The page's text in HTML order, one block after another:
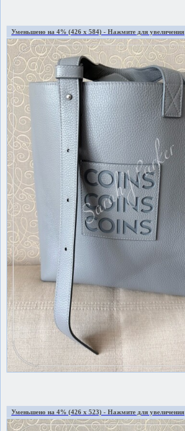
Уменьшено на 4% (426 x 584) - Нажмите для увеличения
Уменьшено на 4% (426 x 523) - Нажмите для увеличения